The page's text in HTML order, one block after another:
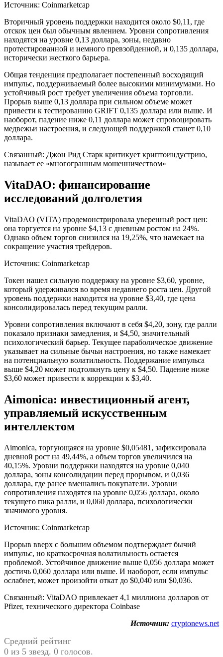
Источник: Coinmarketcap
Вторичный уровень поддержки находится около $0,11, где
отскок цен был обычным явлением. Уровни сопротивления
находятся на уровне 0,13 доллара, зоны, недавно
протестированной и немного превзойденной, и 0,135 доллара,
исторически жесткого барьера.
Общая тенденция предполагает постепенный восходящий
импульс, поддерживаемый более высокими минимумами. Но
устойчивый рост требует увеличения объема торговли.
Прорыв выше 0,13 доллара при сильном объеме может
привести к тестированию GRIFT 0,135 доллара или выше. И
наоборот, падение ниже 0,11 доллара может спровоцировать
медвежьи настроения, и следующей поддержкой станет 0,10
доллара.
Связанный: Джон Рид Старк критикует криптоиндустрию,
называет ее «многогранным мошенничеством»
VitaDAO: финансирование
исследований долголетия
VitaDAO (VITA) продемонстрировала уверенный рост цен:
она торгуется на уровне $4,13 с дневным ростом на 24%.
Однако объем торгов снизился на 19,25%, что намекает на
сокращение участия трейдеров.
Источник: Coinmarketcap
Токен нашел сильную поддержку на уровне $3,60, уровне,
который удерживался во время недавнего роста цен. Другой
уровень поддержки находится на уровне $3,40, где цена
консолидировалась перед текущим ралли.
Уровни сопротивления включают в себя $4,20, зону, где ралли
показало признаки замедления, и $4,50, значительный
психологический барьер. Текущее параболическое движение
указывает на сильные бычьи настроения, но также намекает
на потенциальную волатильность. Поддержание импульса
выше $4,20 может подтолкнуть цену к $4,50. Падение ниже
$3,60 может привести к коррекции к $3,40.
Aimonica: инвестиционный агент,
управляемый искусственным
интеллектом
Aimonica, торгующаяся на уровне $0,05481, зафиксировала
дневной рост на 49,44%, а объем торгов увеличился на
40,15%. Уровни поддержки находятся на уровне 0,040
доллара, зоны консолидации перед прорывом, и 0,036
доллара, где ранее вмешались покупатели. Уровни
сопротивления находятся на уровне 0,056 доллара, около
текущего пика ралли, и 0,060 доллара, психологически
значимого уровня.
Источник: Coinmarketcap
Прорыв вверх с большим объемом подтверждает бычий
импульс, но краткосрочная волатильность остается
проблемой. Устойчивое движение выше 0,056 доллара может
достичь 0,060 доллара или выше. И наоборот, если импульс
ослабнет, может произойти откат до $0,040 или $0,036.
Связанный: VitaDAO привлекает 4,1 миллиона долларов от
Pfizer, технического директора Coinbase
Источник: cryptonews.net
Средний рейтинг
0 из 5 звезд. 0 голосов.